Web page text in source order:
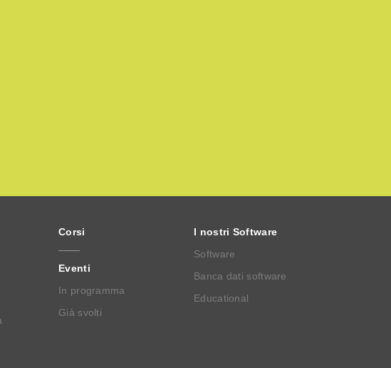
Corsi
Eventi
In programma
Già svolti
I nostri Software
Software
Banca dati software
Educational